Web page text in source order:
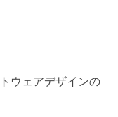
ウェアデザインの